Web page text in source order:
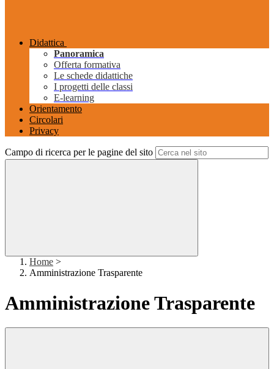
Didattica
Panoramica
Offerta formativa
Le schede didattiche
I progetti delle classi
E-learning
Orientamento
Circolari
Privacy
Campo di ricerca per le pagine del sito
Home >
Amministrazione Trasparente
Amministrazione Trasparente